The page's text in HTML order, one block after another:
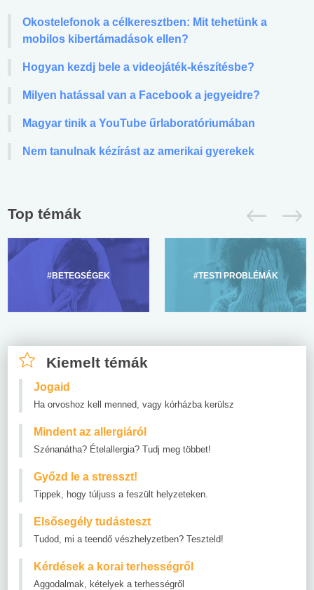
Okostelefonok a célkeresztben: Mit tehetünk a
mobilos kibertámadások ellen?
Hogyan kezdj bele a videojáték-készítésbe?
Milyen hatással van a Facebook a jegyeidre?
Magyar tinik a YouTube űrlaboratóriumában
Nem tanulnak kézírást az amerikai gyerekek
Top témák
#BETEGSÉGEK #TESTI PROBLÉMÁK
Kiemelt témák
Jogaid
Ha orvoshoz kell menned, vagy kórházba kerülsz
Mindent az allergiáról
Szénanátha? Ételallergia? Tudj meg többet!
Győzd le a stresszt!
Tippek, hogy túljuss a feszült helyzeteken.
Elsősegély tudásteszt
Tudod, mi a teendő vészhelyzetben? Teszteld!
Kérdések a korai terhességről
Aggodalmak, kételyek a terhességről